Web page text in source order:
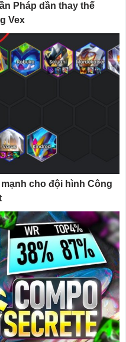
Pháp dần thay thế
Vex
cho đội hình Công